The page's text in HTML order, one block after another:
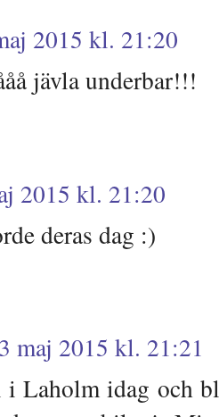
2015 kl. 21:20
jävla underbar!!!
2015 kl. 21:20
deras dag :)
maj 2015 kl. 21:21
Laholm idag och